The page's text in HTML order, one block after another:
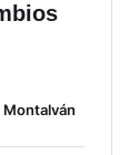
Montalván